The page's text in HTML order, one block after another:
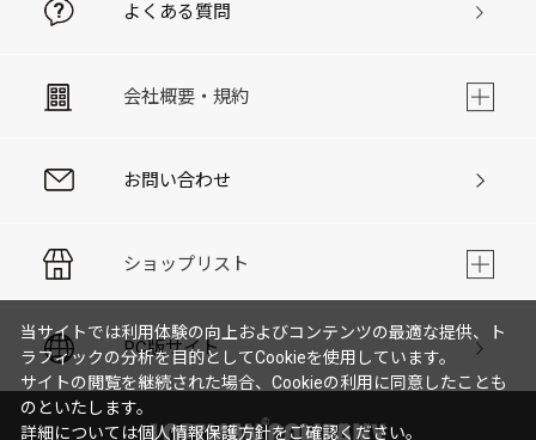
よくある質問
会社概要・規約
お問い合わせ
ショップリスト
PC版サイト
当サイトでは利用体験の向上およびコンテンツの最適な提供、ト
ラフィックの分析を目的としてCookieを使用しています。
サイトの閲覧を継続された場合、Cookieの利用に同意したことも
のといたします。
詳細については個人情報保護方針をご確認ください。